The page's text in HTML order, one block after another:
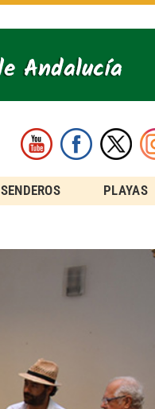
SENDEROS PLAYAS